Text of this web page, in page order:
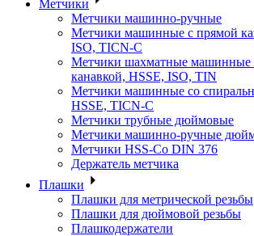
Метчики
Метчики машинно-ручные
Метчики машинные с прямой
ISO, TICN-C
Метчики шахматные машинные
канавкой, HSSE, ISO, TIN
Метчики машинные со
HSSE, TICN-C
Метчики трубные дюймовые
Метчики машинно-ручные
Метчики HSS-Co DIN 376
Держатель метчика
Плашки
Плашки для метрической резьбы
Плашки для дюймовой резьбы
Плашкодержатели